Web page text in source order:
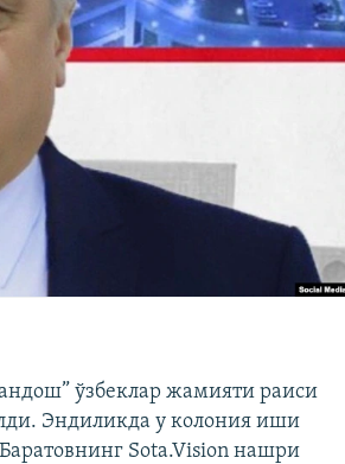
ўзбеклар жамияти раиси
Эндиликда у колония иши
Sota.Vision нашри